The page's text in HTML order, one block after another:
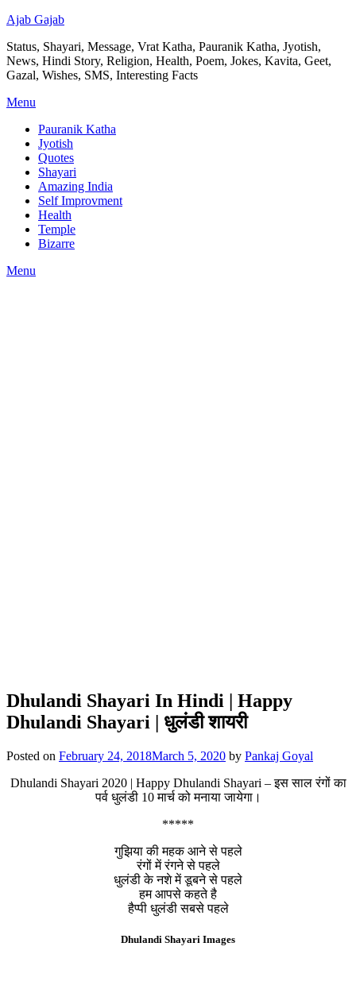
Ajab Gajab
Status, Shayari, Message, Vrat Katha, Pauranik Katha, Jyotish,
News, Hindi Story, Religion, Health, Poem, Jokes, Kavita, Geet,
Gazal, Wishes, SMS, Interesting Facts
Menu
Pauranik Katha
Jyotish
Quotes
Shayari
Amazing India
Self Improvment
Health
Temple
Bizarre
Menu
Dhulandi Shayari In Hindi | Happy
Dhulandi Shayari | धुलंडी शायरी
Posted on February 24, 2018March 5, 2020 by Pankaj Goyal
Dhulandi Shayari 2020 | Happy Dhulandi Shayari – इस साल रंगों का
पर्व धुलंडी 10 मार्च को मनाया जायेगा।
*****
गुझिया की महक आने से पहले
रंगों में रंगने से पहले
धुलंडी के नशे में डूबने से पहले
हम आपसे कहते है
हैप्पी धुलंडी सबसे पहले
Dhulandi Shayari Images